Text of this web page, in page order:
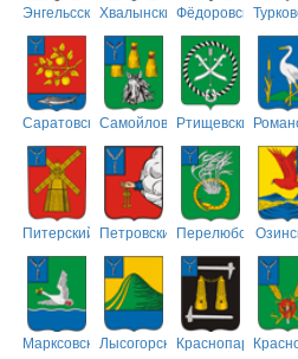
ЭнгельсскийХвалынскийФёдоровский
СаратовскийСамойловскийРтищевский
Питерский ПетровскийПерелюбский
МарксовскийЛысогорский